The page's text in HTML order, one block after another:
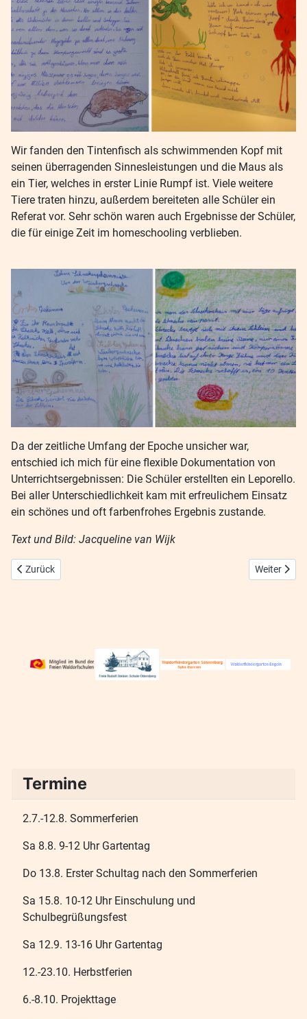
Wir fanden den Tintenfisch als schwimmenden Kopf mit
seinen überragenden Sinnesleistungen und die Maus als
ein Tier, welches in erster Linie Rumpf ist. Viele weitere
Tiere traten hinzu, außerdem bereiteten alle Schüler ein
Referat vor. Sehr schön waren auch Ergebnisse der Schüler,
die für einige Zeit im homeschooling verblieben.
Da der zeitliche Umfang der Epoche unsicher war,
entschied ich mich für eine flexible Dokumentation von
Unterrichtsergebnissen: Die Schüler erstellten ein Leporello.
Bei aller Unterschiedlichkeit kam mit erfreulichem Einsatz
ein schönes und oft farbenfrohes Ergebnis zustande.
Text und Bild: Jacqueline van Wijk
Vorheriger Beitrag: Tulpen für Brot
Zurück Nächster
Weiter
Termine
2.7.-12.8. Sommerferien
Sa 8.8. 9-12 Uhr Gartentag
Do 13.8. Erster Schultag nach den Sommerferien
Sa 15.8. 10-12 Uhr Einschulung und
Schulbegrüßungsfest
Sa 12.9. 13-16 Uhr Gartentag
12.-23.10. Herbstferien
6.-8.10. Projekttage